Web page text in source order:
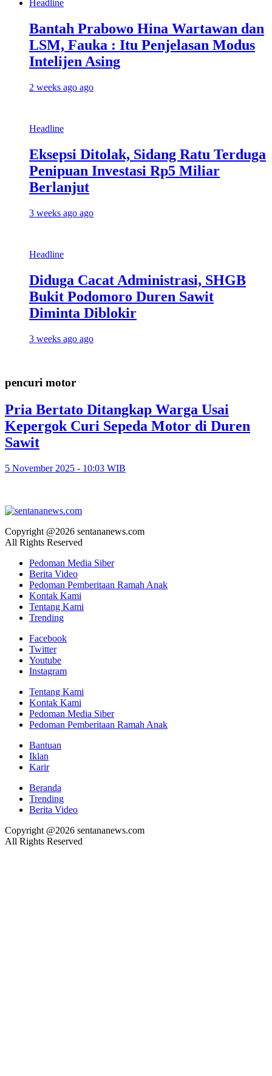
Headline
Bantah Prabowo Hina Wartawan dan
LSM, Fauka : Itu Penjelasan Modus
Intelijen Asing
2 weeks ago ago
Headline
Eksepsi Ditolak, Sidang Ratu Terduga
Penipuan Investasi Rp5 Miliar
Berlanjut
3 weeks ago ago
Headline
Diduga Cacat Administrasi, SHGB
Bukit Podomoro Duren Sawit
Diminta Diblokir
3 weeks ago ago
pencuri motor
Pria Bertato Ditangkap Warga Usai
Kepergok Curi Sepeda Motor di Duren
Sawit
5 November 2025 - 10:03 WIB
Copyright @2026 sentananews.com
All Rights Reserved
Pedoman Media Siber
Berita Video
Pedoman Pemberitaan Ramah Anak
Kontak Kami
Tentang Kami
Trending
Facebook
Twitter
Youtube
Instagram
Tentang Kami
Kontak Kami
Pedoman Media Siber
Pedoman Pemberitaan Ramah Anak
Bantuan
Iklan
Karir
Beranda
Trending
Berita Video
Copyright @2026 sentananews.com
All Rights Reserved